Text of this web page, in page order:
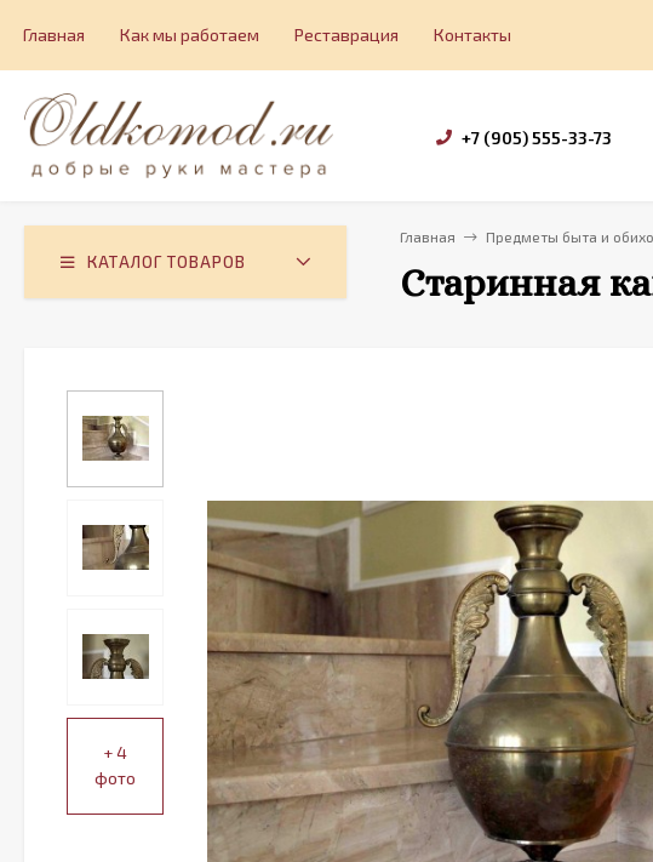
Главная Как мы работаем Реставрация Контакты
+7 (905) 555-33-73
КАТАЛОГ ТОВАРОВ
Главная Предметы быта и
Старинная
+ 4
фото